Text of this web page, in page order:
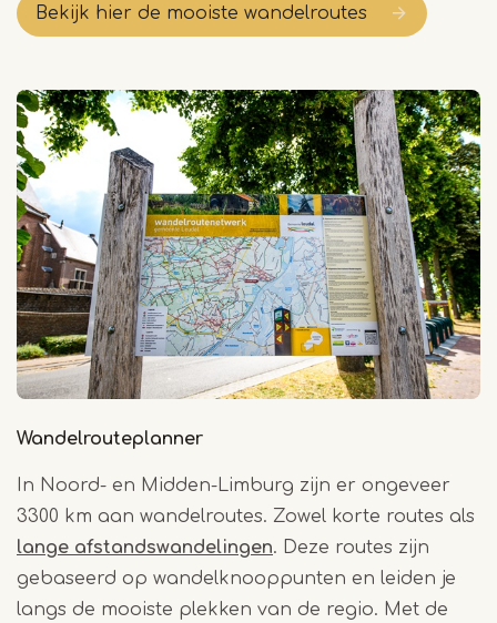
Bekijk hier de mooiste wandelroutes
Wandelrouteplanner
In Noord- en Midden-Limburg zijn er ongeveer
3300 km aan wandelroutes. Zowel korte routes als
lange afstandswandelingen. Deze routes zijn
gebaseerd op wandelknooppunten en leiden je
langs de mooiste plekken van de regio. Met de